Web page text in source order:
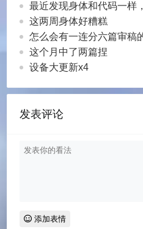
最近发现身体和代码一样
这两周身体好糟糕
怎么会有一连分六篇审稿
这个月中了两篇捏
设备大更新x4
发表评论
添加表情